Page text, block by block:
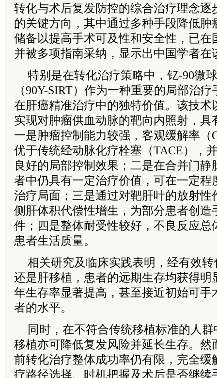
转化与术后复发防控的综合治疗理念逐
的关键方向，其中通过多种手段降低肿
储备以提高手术可及性和安全性，已在
并被多项指南采纳，显示出中国学者在
特别是在转化治疗策略中，钇-90微
（90Y-SIRT）作为一种重要的局部治
在肝癌精准治疗中的独特价值。该技术
实现对肿瘤供血动脉的靶向内照射，具
一是肿瘤控制能力较强，客观缓解率（
优于传统经动脉化疗栓塞（TACE），
良好的局部控制效果；二是在合并门静
者中仍具有一定治疗价值，可在一定程
治疗局面；三是通过对靶肝叶的放射性
侧肝体积代偿性增生，为部分患者创造
件；四是整体耐受性较好，不良反应总
患者生活质量。
相关研究及临床实践表明，经有效
还是肝移植，患者的远期生存均获得明
年生存率显著提高，甚至接近初始可手
者的水平。
同时，在不符合传统移植标准的人
移植亦可降低复发风险并延长生存。然
前转化治疗整体成功率仍有限，完全缓
疗路径选择、时机把握及术后是否继续